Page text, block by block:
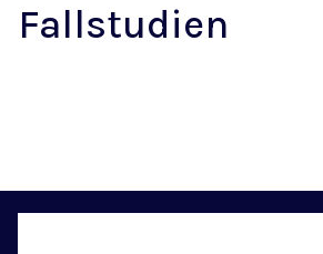
Fallstudien